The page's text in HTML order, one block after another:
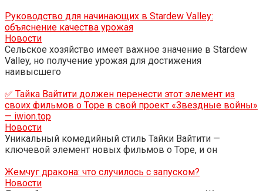
Руководство для начинающих в Stardew Valley:
объяснение качества урожая
Новости
Сельское хозяйство имеет важное значение в Stardew
Valley, но получение урожая для достижения
наивысшего
✅ Тайка Вайтити должен перенести этот элемент из
своих фильмов о Торе в свой проект «Звездные войны»
— iwion.top
Новости
Уникальный комедийный стиль Тайки Вайтити —
ключевой элемент новых фильмов о Торе, и он
Жемчуг дракона: что случилось с запуском?
Новости